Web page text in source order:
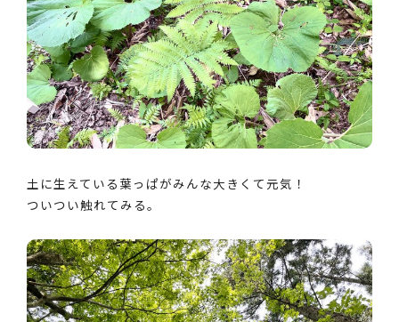
土に生えている葉っぱがみんな大きくて元気！
ついつい触れてみる。